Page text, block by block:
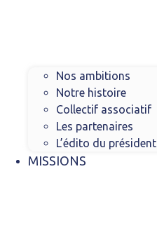
Nos ambitions
Notre histoire
Collectif associatif
Les partenaires
L’édito du président
MISSIONS